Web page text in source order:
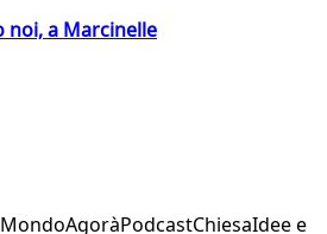
noi, a Marcinelle
MondoAgoràPodcastChiesaIdee e